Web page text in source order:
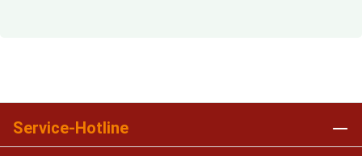
Service-Hotline